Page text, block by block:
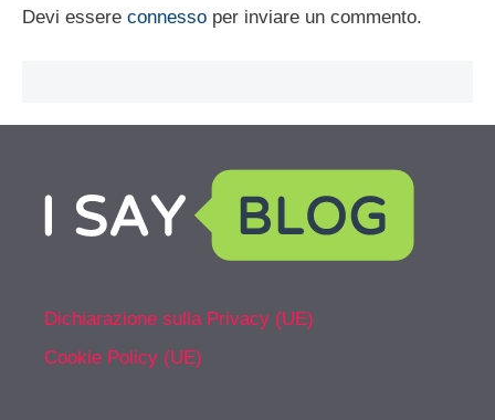
Devi essere connesso per inviare un commento.
Dichiarazione sulla Privacy (UE)
Cookie Policy (UE)